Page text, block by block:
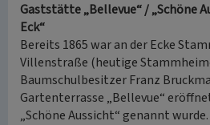
Gaststätte „Bellevue“ / „Schöne
Eck“
Bereits 1865 war an der Ecke
Villenstraße (heutige
Baumschulbesitzer Franz
Gartenterrasse „Bellevue“
„Schöne Aussicht“ genannt